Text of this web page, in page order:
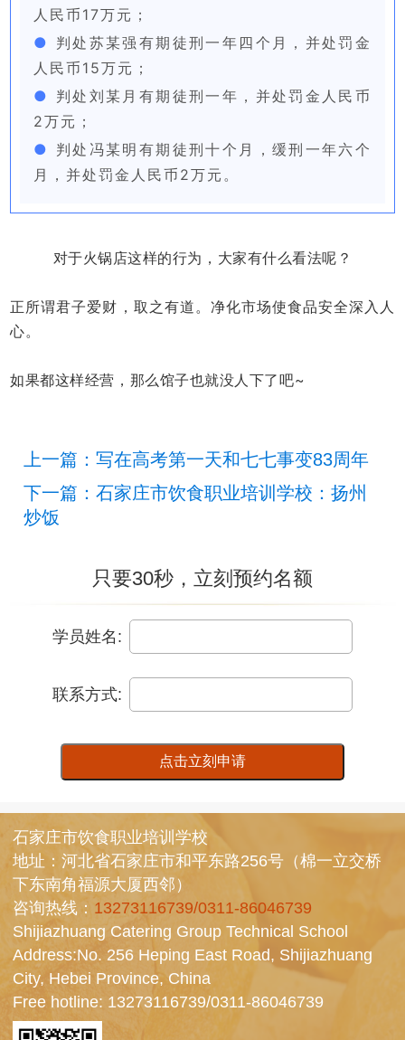
人民币17万元；
● 判处苏某强有期徒刑一年四个月，并处罚金
人民币15万元；
● 判处刘某月有期徒刑一年，并处罚金人民币
2万元；
● 判处冯某明有期徒刑十个月，缓刑一年六个
月，并处罚金人民币2万元。
对于火锅店这样的行为，大家有什么看法呢？
正所谓君子爱财，取之有道。净化市场使食品安全深入人
心。
如果都这样经营，那么馆子也就没人下了吧~
上一篇：写在高考第一天和七七事变83周年
下一篇：石家庄市饮食职业培训学校：扬州
炒饭
只要30秒，立刻预约名额
学员姓名:
联系方式:
点击立刻申请
石家庄市饮食职业培训学校
地址：河北省石家庄市和平东路256号（棉一立交桥
下东南角福源大厦西邻）
咨询热线： 13273116739/0311-86046739
Shijiazhuang Catering Group Technical School
Address:No. 256 Heping East Road, Shijiazhuang
City, Hebei Province, China
Free hotline: 13273116739/0311-86046739